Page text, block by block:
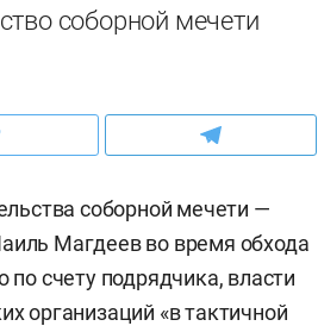
соборной мечети
соборной мечети —
Магдеев во время обхода
счету подрядчика, власти
организаций «в тактичной